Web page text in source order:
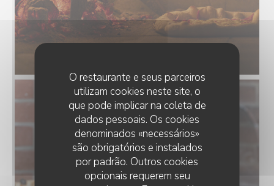
O restaurante e seus parceiros
utilizam cookies neste site, o
que pode implicar na coleta de
dados pessoais. Os cookies
denominados «necessários»
são obrigatórios e instalados
por padrão. Outros cookies
opcionais requerem seu